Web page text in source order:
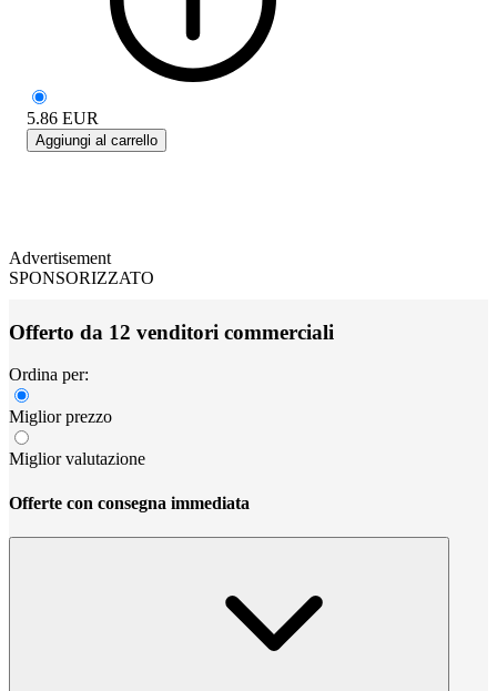
5.86 EUR
Aggiungi al carrello
Advertisement
SPONSORIZZATO
Offerto da 12 venditori commerciali
Ordina per:
Miglior prezzo
Miglior valutazione
Offerte con consegna immediata